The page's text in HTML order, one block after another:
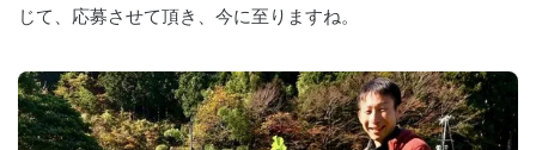
じて、応募させて頂き、今に至りますね。